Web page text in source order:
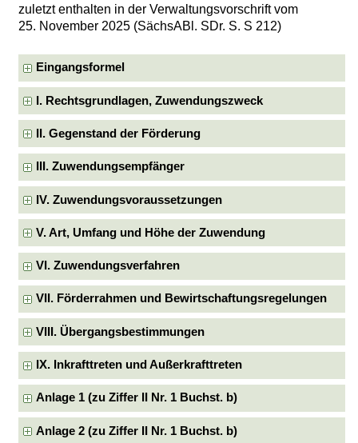
zuletzt enthalten in der Verwaltungsvorschrift vom
25. November 2025 (SächsABl. SDr. S. S 212)
Eingangsformel
I. Rechtsgrundlagen, Zuwendungszweck
II. Gegenstand der Förderung
III. Zuwendungsempfänger
IV. Zuwendungsvoraussetzungen
V. Art, Umfang und Höhe der Zuwendung
VI. Zuwendungsverfahren
VII. Förderrahmen und Bewirtschaftungsregelungen
VIII. Übergangsbestimmungen
IX. Inkrafttreten und Außerkrafttreten
Anlage 1 (zu Ziffer II Nr. 1 Buchst. b)
Anlage 2 (zu Ziffer II Nr. 1 Buchst. b)